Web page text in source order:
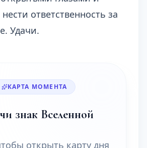
ответственность за
Удачи.
КАРТА МОМЕНТА
знак Вселенной
открыть карту дня